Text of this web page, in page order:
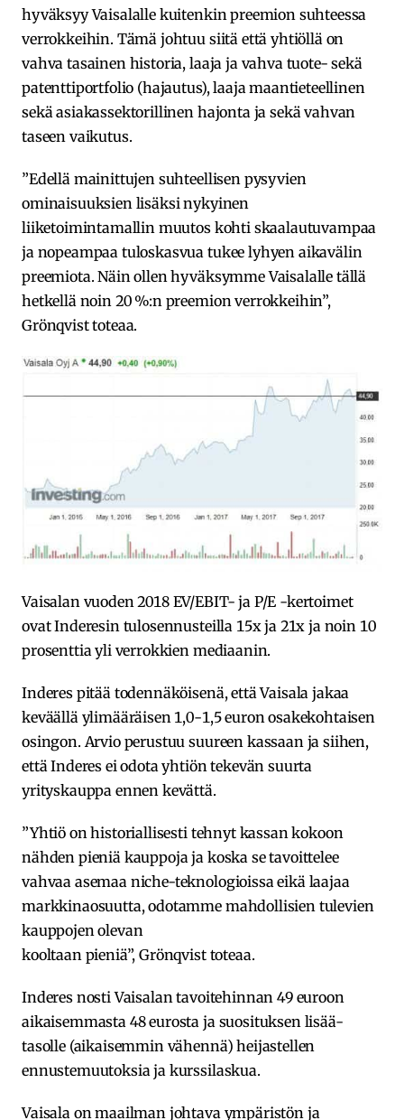
hyväksyy Vaisalalle kuitenkin preemion suhteessa
verrokkeihin. Tämä johtuu siitä että yhtiöllä on
vahva tasainen historia, laaja ja vahva tuote- sekä
patenttiportfolio (hajautus), laaja maantieteellinen
sekä asiakassektorillinen hajonta ja sekä vahvan
taseen vaikutus.
”Edellä mainittujen suhteellisen pysyvien
ominaisuuksien lisäksi nykyinen
liiketoimintamallin muutos kohti skaalautuvampaa
ja nopeampaa tuloskasvua tukee lyhyen aikavälin
preemiota. Näin ollen hyväksymme Vaisalalle tällä
hetkellä noin 20 %:n preemion verrokkeihin”,
Grönqvist toteaa.
Vaisalan vuoden 2018 EV/EBIT- ja P/E -kertoimet
ovat Inderesin tulosennusteilla 15x ja 21x ja noin 10
prosenttia yli verrokkien mediaanin.
Inderes pitää todennäköisenä, että Vaisala jakaa
keväällä ylimääräisen 1,0-1,5 euron osakekohtaisen
osingon. Arvio perustuu suureen kassaan ja siihen,
että Inderes ei odota yhtiön tekevän suurta
yrityskauppa ennen kevättä.
”Yhtiö on historiallisesti tehnyt kassan kokoon
nähden pieniä kauppoja ja koska se tavoittelee
vahvaa asemaa niche-teknologioissa eikä laajaa
markkinaosuutta, odotamme mahdollisien tulevien
kauppojen olevan
kooltaan pieniä”, Grönqvist toteaa.
Inderes nosti Vaisalan tavoitehinnan 49 euroon
aikaisemmasta 48 eurosta ja suosituksen lisää-
tasolle (aikaisemmin vähennä) heijastellen
ennustemuutoksia ja kurssilaskua.
Vaisala on maailman johtava ympäristön ja